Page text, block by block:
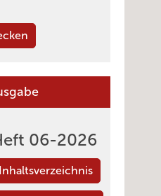
06-2026
Inhaltsverzeichnis